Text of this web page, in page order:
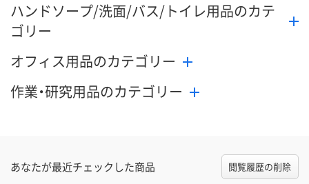
ハンドソープ/洗面/バス/トイレ用品のカテ
ゴリー
オフィス用品のカテゴリー
作業・研究用品のカテゴリー
あなたが最近チェックした商品 閲覧履歴の削除